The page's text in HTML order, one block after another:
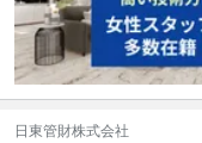
日東管財株式会社